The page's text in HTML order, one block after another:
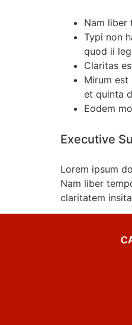
Nam liber
Typi non
quod ii
Claritas
Mirum
et quinta
Eodem
Executive
Lorem ipsum
Nam liber
claritatem